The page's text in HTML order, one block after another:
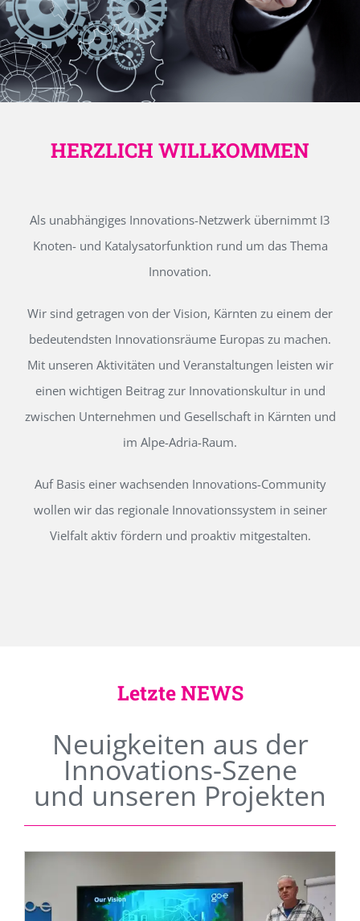
HERZLICH WILLKOMMEN
Als unabhängiges Innovations-Netzwerk übernimmt I3
Knoten- und Katalysatorfunktion rund um das Thema
Innovation.
Wir sind getragen von der Vision, Kärnten zu einem der
bedeutendsten Innovationsräume Europas zu machen.
Mit unseren Aktivitäten und Veranstaltungen leisten wir
einen wichtigen Beitrag zur Innovationskultur in und
zwischen Unternehmen und Gesellschaft in Kärnten und
im Alpe-Adria-Raum.
Auf Basis einer wachsenden Innovations-Community
wollen wir das regionale Innovationssystem in seiner
Vielfalt aktiv fördern und proaktiv mitgestalten.
Letzte NEWS
Neuigkeiten aus der
Innovations-Szene
und unseren Projekten